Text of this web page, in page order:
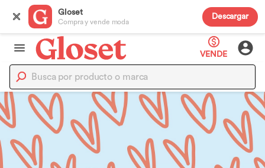
Gloset
Compra y vende moda
Descargar
VENDE